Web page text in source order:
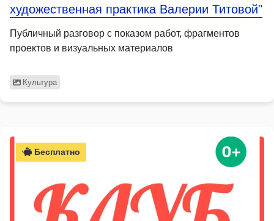
художественная практика Валерии Титовой"
Публичный разговор с показом работ, фрагментов
проектов и визуальных материалов
Культура
Бесплатно